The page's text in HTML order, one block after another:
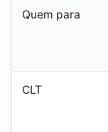
Quem para
CLT